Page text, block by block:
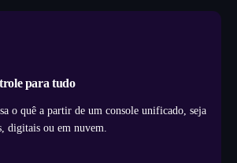
para tudo
o quê a partir de um console unificado, seja
digitais ou em nuvem.